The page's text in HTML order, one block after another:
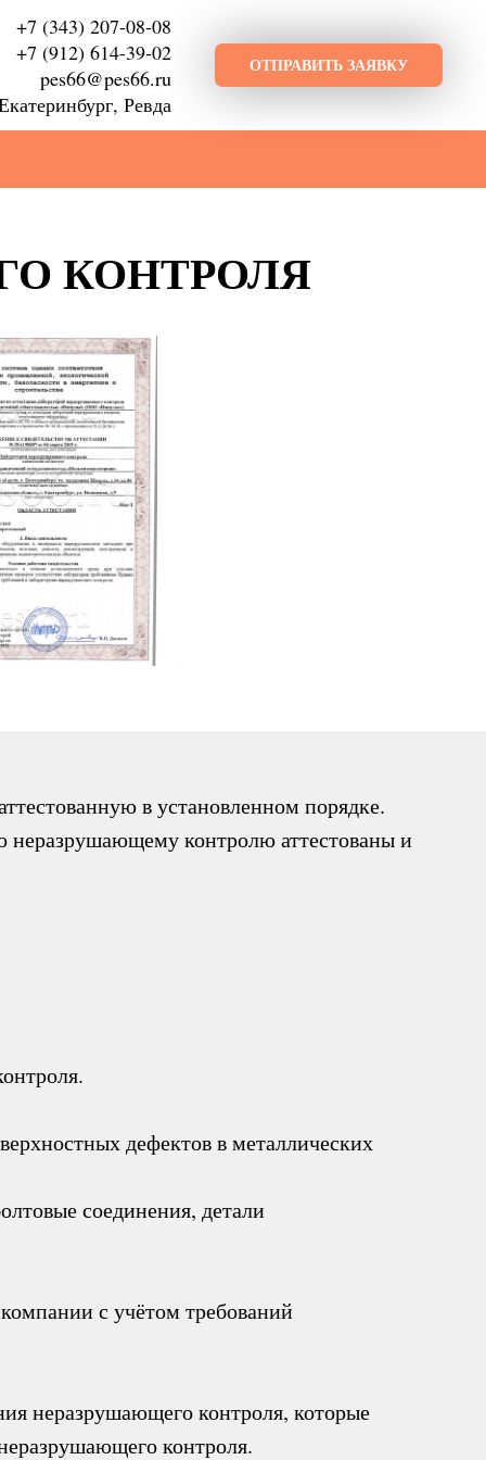
+7 (343) 207-08-08
+7 (912) 614-39-02
pes66@pes66.ru
Ревда
ОТПРАВИТЬ ЗАЯВКУ
КОНТРОЛЯ
в установленном порядке.
неразрушающему контролю аттестованы и
дефектов в металлических
соединения, детали
с учётом требований
неразрушающего контроля, которые
контроля.